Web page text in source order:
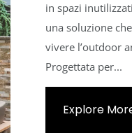
in spazi
una soluzione
vivere l’outdoor
Progettata per...
Explore